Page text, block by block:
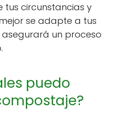
tus circunstancias y
se adapte a tus
asegurará un proceso
puedo